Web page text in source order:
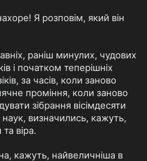
Я розповім, який він
раніш минулих, чудових
і початком теперішніх
за часів, коли заново
проміння, коли заново
зібрання вісімдесяти
визначились, кажуть,
віра.
кажуть, найвеличніша в